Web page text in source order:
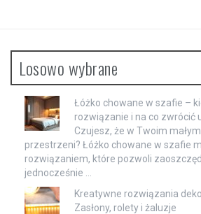
Losowo wybrane
Łóżko chowane w szafie –
rozwiązanie i na co zwrócić
Czujesz, że w Twoim
przestrzeni? Łóżko chowane w szafie
rozwiązaniem, które pozwoli
jednocześnie …
Kreatywne rozwiązania
Zasłony, rolety i żaluzje